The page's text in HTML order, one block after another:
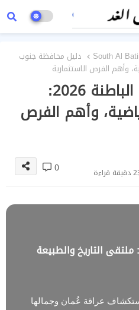
South Al
دليل محافظة جنوب
دليل محافظة جنوب الباطنة 2026:
وأهم الفرص
قراءة 0
التاريخ والطبيعة
عراقة عُمان وجمالها